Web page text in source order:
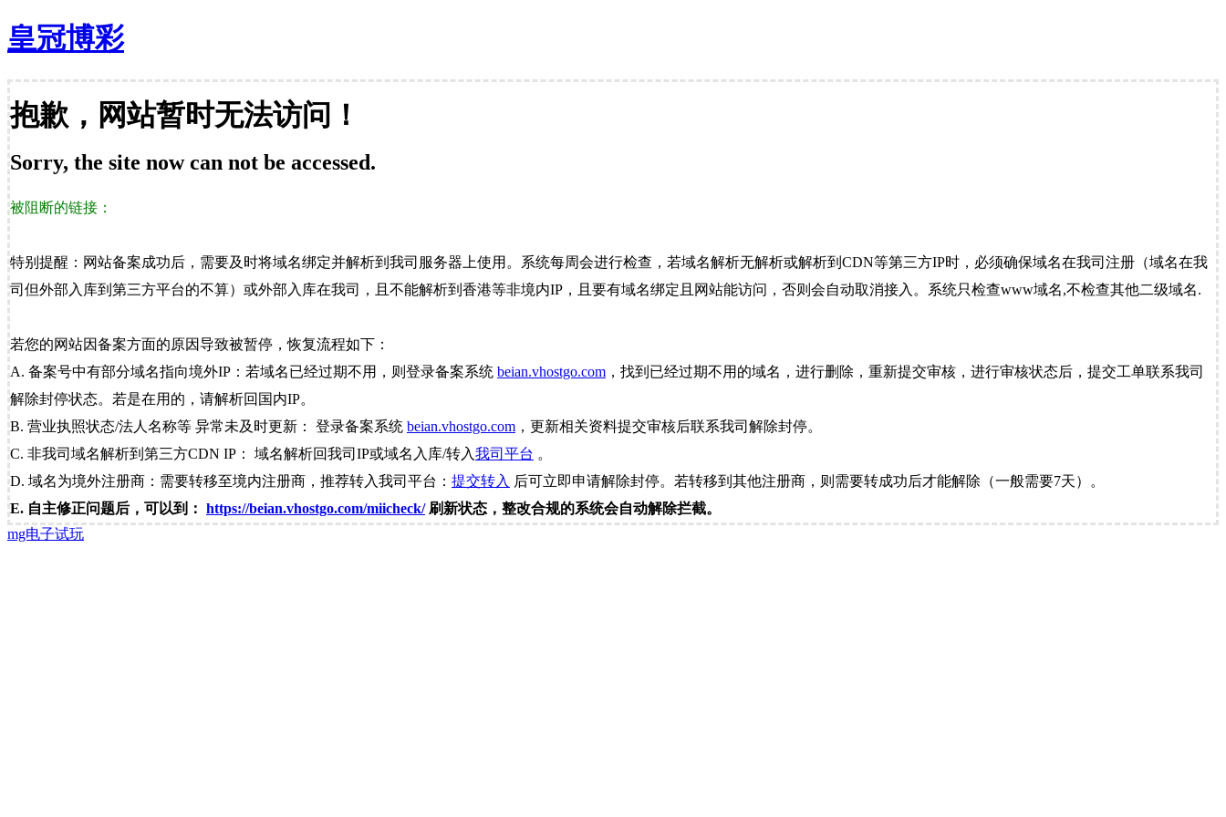
皇冠博彩
抱歉，网站暂时无法访问！
Sorry, the site now can not be accessed.
被阻断的链接：
特别提醒：网站备案成功后，需要及时将域名绑定并解析到我司服务器上使用。系统每周会进行检查，若域名解析无解析或解析到CDN等第三方IP时，必须确保域名在我司注册（域名在我
司但外部入库到第三方平台的不算）或外部入库在我司，且不能解析到香港等非境内IP，且要有域名绑定且网站能访问，否则会自动取消接入。系统只检查www域名,不检查其他二级域名.
若您的网站因备案方面的原因导致被暂停，恢复流程如下：
A. 备案号中有部分域名指向境外IP：若域名已经过期不用，则登录备案系统 beian.vhostgo.com ，找到已经过期不用的域名，进行删除，重新提交审核，进行审核状态后，提交工单联系我司
解除封停状态。若是在用的，请解析回国内IP。
B. 营业执照状态/法人名称等 异常未及时更新： 登录备案系统 beian.vhostgo.com ，更新相关资料提交审核后联系我司解除封停。
C. 非我司域名解析到第三方CDN IP： 域名解析回我司IP或域名入库/转入我司平台 。
D. 域名为境外注册商：需要转移至境内注册商，推荐转入我司平台： 提交转入 后可立即申请解除封停。若转移到其他注册商，则需要转成功后才能解除（一般需要7天）。
E. 自主修正问题后，可以到： https://beian.vhostgo.com/miicheck/刷新状态，整改合规的系统会自动解除拦截。
mg电子试玩